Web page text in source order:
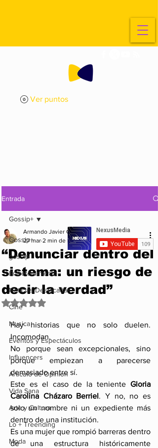
Ver puntos
Entrada
Gossip+
gossip
Entretenimiento
Noticias Destacadas
Cine
Musica
Eventos y Espectáculos
Influencers
Articulo de Opinion
Vida Sana
Arte y Cultura
Lo + Treending
Moda
Gossip+
“Denunciar dentro del
sistema: un riesgo de
decir la verdad”
Armando Javier Garcia
27 mar 2 min de lectura
Obtuvo NaN de 5 estrellas.
Hay historias que no solo duelen.
Incomodan.
No porque sean excepcionales, sino
porque empiezan a parecerse
demasiado entre sí.
Este es el caso de la teniente Gloria
Carolina Cházaro Berriel. Y no, no es
solo un nombre ni un expediente más
dentro de una institución.
Es una mujer que rompió barreras dentro
de una estructura históricamente